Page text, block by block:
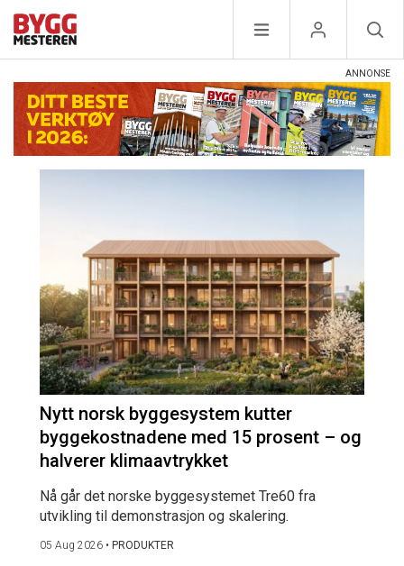
Nytt norsk byggesystem kutter
byggekostnadene med 15 prosent – og
halverer klimaavtrykket
Nå går det norske byggesystemet Tre60 fra
utvikling til demonstrasjon og skalering.
05 Aug 2026 • PRODUKTER